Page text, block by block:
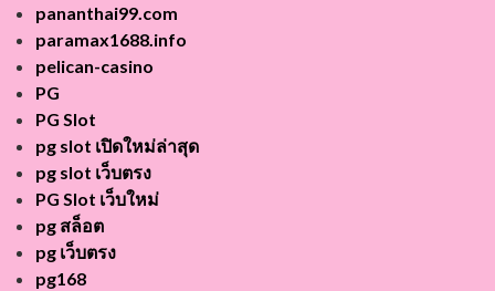
pananthai99.com
paramax1688.info
pelican-casino
PG
PG Slot
pg slot เปิดใหม่ล่าสุด
pg slot เว็บตรง
PG Slot เว็บใหม่
pg สล็อต
pg เว็บตรง
pg168